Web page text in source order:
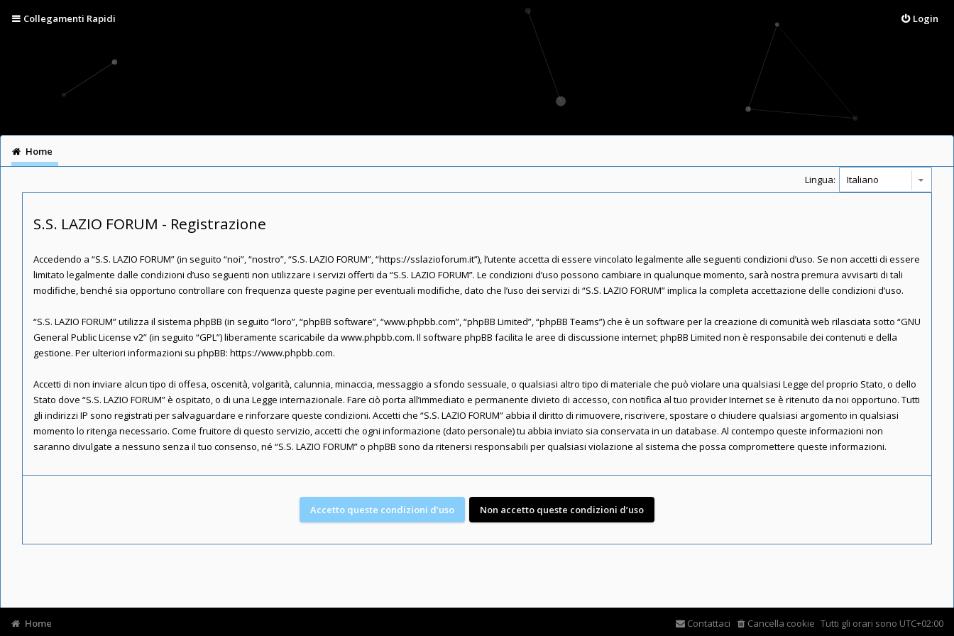
Collegamenti Rapidi Login
Home
Lingua:
S.S. LAZIO FORUM - Registrazione
Accedendo a “S.S. LAZIO FORUM” (in seguito “noi”, “nostro”, “S.S. LAZIO FORUM”, “https://sslazioforum.it”), l’utente accetta di essere vincolato legalmente alle seguenti condizioni d’uso. Se non accetti di essere
limitato legalmente dalle condizioni d’uso seguenti non utilizzare i servizi offerti da “S.S. LAZIO FORUM”. Le condizioni d’uso possono cambiare in qualunque momento, sarà nostra premura avvisarti di tali
modifiche, benché sia opportuno controllare con frequenza queste pagine per eventuali modifiche, dato che l’uso dei servizi di “S.S. LAZIO FORUM” implica la completa accettazione delle condizioni d’uso.
“S.S. LAZIO FORUM” utilizza il sistema phpBB (in seguito “loro”, “phpBB software”, “www.phpbb.com”, “phpBB Limited”, “phpBB Teams”) che è un software per la creazione di comunità web rilasciata sotto “GNU
General Public License v2” (in seguito “GPL”) liberamente scaricabile da www.phpbb.com. Il software phpBB facilita le aree di discussione internet; phpBB Limited non è responsabile dei contenuti e della
gestione. Per ulteriori informazioni su phpBB: https://www.phpbb.com.
Accetti di non inviare alcun tipo di offesa, oscenità, volgarità, calunnia, minaccia, messaggio a sfondo sessuale, o qualsiasi altro tipo di materiale che può violare una qualsiasi Legge del proprio Stato, o dello
Stato dove “S.S. LAZIO FORUM” è ospitato, o di una Legge internazionale. Fare ciò porta all’immediato e permanente divieto di accesso, con notifica al tuo provider Internet se è ritenuto da noi opportuno. Tutti
gli indirizzi IP sono registrati per salvaguardare e rinforzare queste condizioni. Accetti che “S.S. LAZIO FORUM” abbia il diritto di rimuovere, riscrivere, spostare o chiudere qualsiasi argomento in qualsiasi
momento lo ritenga necessario. Come fruitore di questo servizio, accetti che ogni informazione (dato personale) tu abbia inviato sia conservata in un database. Al contempo queste informazioni non
saranno divulgate a nessuno senza il tuo consenso, né “S.S. LAZIO FORUM” o phpBB sono da ritenersi responsabili per qualsiasi violazione al sistema che possa compromettere queste informazioni.
Home Tutti gli orari sono UTC+02:00
Cancella cookie
Contattaci